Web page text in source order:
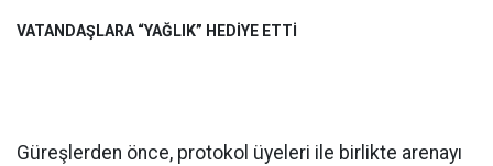
VATANDAŞLARA “YAĞLIK” HEDİYE ETTİ
Güreşlerden önce, protokol üyeleri ile birlikte arenayı